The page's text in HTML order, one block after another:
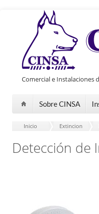
Pasar al contenido principal
Comercial e Instalaciones
Sobre CINSA
Inicio Extincion
Detección de